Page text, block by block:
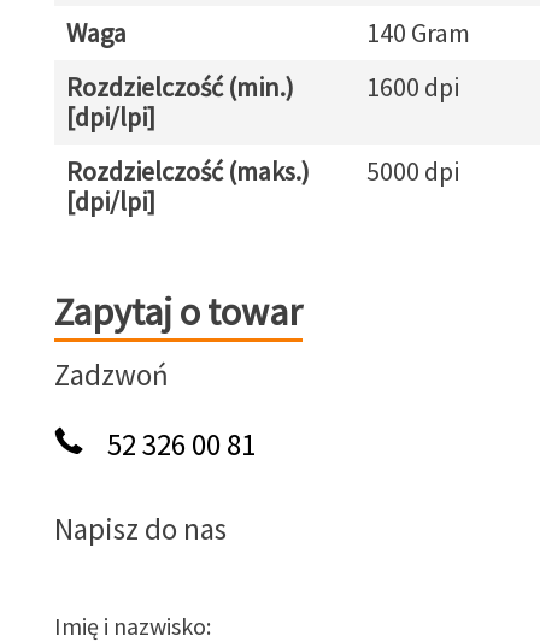
Waga
140 Gram
Rozdzielczość (min.)
[dpi/lpi]
1600 dpi
Rozdzielczość (maks.)
[dpi/lpi]
5000 dpi
Zapytaj o towar
Zapytaj o towar
Zadzwoń
52 326 00 81
Napisz do nas
Imię i nazwisko